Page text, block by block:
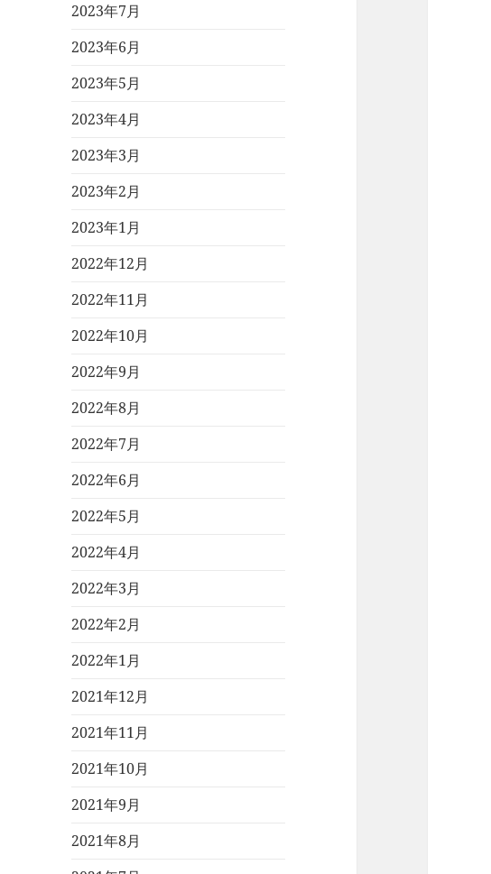
2023年7月
2023年6月
2023年5月
2023年4月
2023年3月
2023年2月
2023年1月
2022年12月
2022年11月
2022年10月
2022年9月
2022年8月
2022年7月
2022年6月
2022年5月
2022年4月
2022年3月
2022年2月
2022年1月
2021年12月
2021年11月
2021年10月
2021年9月
2021年8月